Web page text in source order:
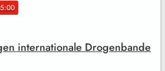
internationale Drogenbande